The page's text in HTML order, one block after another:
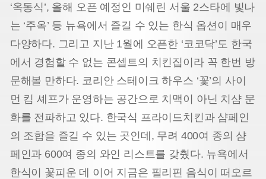
‘옥동식’, 올해 오픈 예정인 미쉐린 서울 2스타에 빛나
는 ‘주옥’ 등 뉴욕에서 즐길 수 있는 한식 옵션이 매우
다양하다. 그리고 지난 1월에 오픈한 ‘코코닥’도 한국
에서 경험할 수 없는 콘셉트의 치킨집이라 꼭 한번 방
문해볼 만하다. 코리안 스테이크 하우스 ‘꽃’의 사이
먼 킴 셰프가 운영하는 공간으로 치맥이 아닌 치샴 문
화를 전파하고 있다. 한국식 프라이드치킨과 샴페인
의 조합을 즐길 수 있는 곳인데, 무려 400여 종의 샴
페인과 600여 종의 와인 리스트를 갖췄다. 뉴욕에서
한식이 꽃피운 데 이어 지금은 필리핀 음식이 떠오르